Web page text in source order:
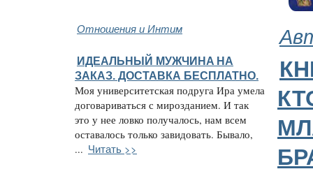
Отношения и Интим
ИДЕАЛЬНЫЙ МУЖЧИНA НА
ЗАКАЗ. ДОСТАВКА БЕСПЛАТНО.
Моя университетская подруга Ира умела
договариваться с мирозданием. И так
это у нее ловко получалось, нам всем
оставалось только завидовать. Бывало,
... Читать >>